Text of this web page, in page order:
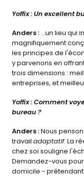
Yoffix : Un excellent
Anders : ...un lieu qui
magnifiquement
les principes de
y parvenons en
trois dimensions :
entreprises, et
Yoffix : Comment
bureau ?
Anders : Nous
travail adaptatif. La
chez soi souligne
Demandez-vous
domicile - prétendant